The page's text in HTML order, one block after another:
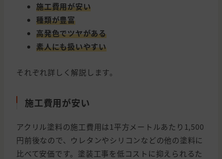
施工費用が安い
種類が豊富
高発色でツヤがある
素人にも扱いやすい
それぞれ詳しく解説します。
施工費用が安い
アクリル塗料の施工費用は1平方メートルあたり1,500
円前後なので、ウレタンやシリコンなどの他の塗料に
比べて安価です。塗装工事を低コストに抑えられるた